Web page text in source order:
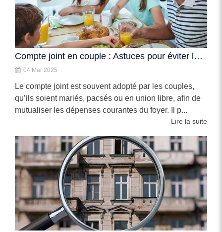
Compte joint en couple : Astuces pour éviter les pièges financiers
04 Mar 2025
Le compte joint est souvent adopté par les couples,
qu’ils soient mariés, pacsés ou en union libre, afin de
mutualiser les dépenses courantes du foyer. Il p...
Lire la suite